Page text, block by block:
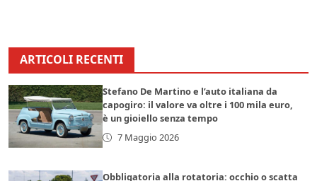
ARTICOLI RECENTI
Stefano De Martino e l’auto italiana da
capogiro: il valore va oltre i 100 mila euro,
è un gioiello senza tempo
7 Maggio 2026
Obbligatoria alla rotatoria: occhio o scatta